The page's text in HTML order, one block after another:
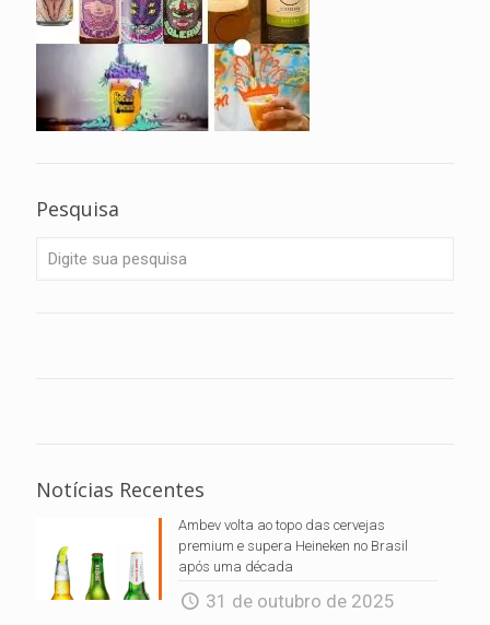
Pesquisa
Notícias Recentes
Ambev volta ao topo das cervejas
premium e supera Heineken no Brasil
após uma década
31 de outubro de 2025